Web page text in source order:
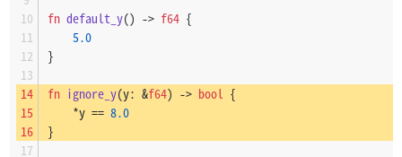
fn default_y() -> f64 {
5.0
}
fn ignore_y(y: &f64) -> bool {
    *y ==
8.0
}